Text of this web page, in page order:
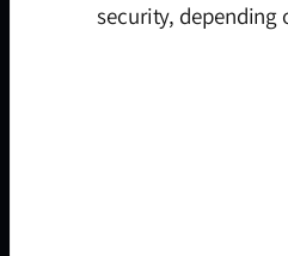
security, depending